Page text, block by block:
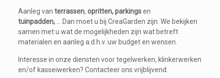
Aanleg van terrassen, opritten, parkingsen
tuinpadden,…
Dan moet u bij CreaGarden zijn. We bekijken
samen met u wat de mogelijkheden zijn wat betreft
materialen en aanleg a.d.h.v. uw budget en wensen.
Interesse in onze diensten voor tegelwerken, klinkerwerken
en/of kasseiwerken? Contacteer ons vrijblijvend.